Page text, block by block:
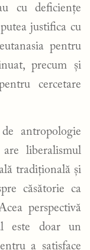
cu deficiențe
justifica cu
pentru
precum și
cercetare
antropologie
liberalismul
tradițională și
căsătorie ca
perspectivă
este doar un
a satisface